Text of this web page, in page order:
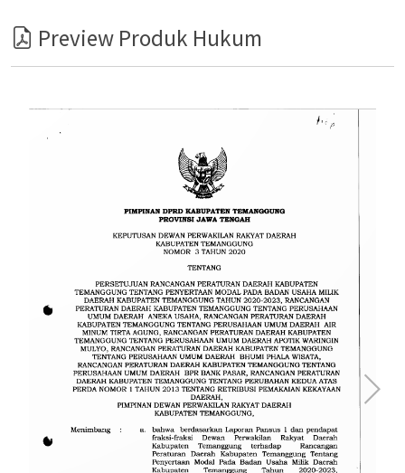
Preview Produk Hukum